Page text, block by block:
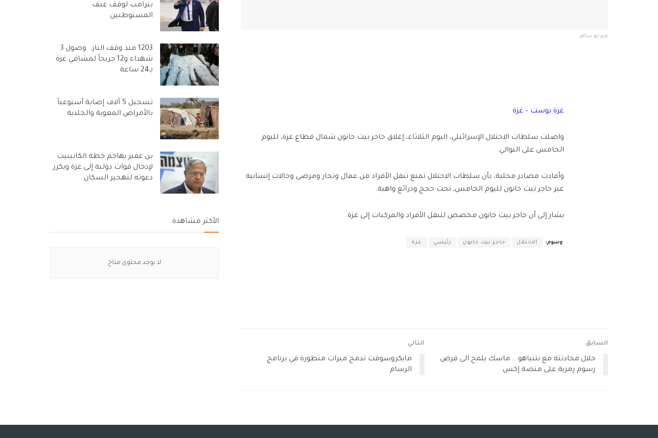
كرم ابو سالم
غزة بوست – غزة
واصلت سلطات الاحتلال الإسرائيلي، اليوم الثلاثاء، إغلاق حاجز بيت حانون شمال قطاع غزة، لليوم
الخامس على التوالي.
وأفادت مصادر محلية، بأن سلطات الاحتلال تمنع تنقل الأفراد من عمال وتجار ومرضى وحالات إنسانية
عبر حاجز بيت حانون لليوم الخامس، تحت حجج وذرائع واهية.
يشار إلى أن حاجز بيت حانون مخصص لتنقل الأفراد والمركبات إلى غزة.
وسوم: الاحتلال حاجز بيت حانون رئيسي غزة
السابق
خلال محادثته مع نتنياهو .. ماسك يلمح الى فرض
رسوم رمزية على منصة إكس
التالي
مايكروسوفت تدمج ميزات متطورة في برنامج
الرسام
بترامب لوقف عنف
المستوطنين
1203 منذ وقف النار.. وصول 3
شهداء و12 جريحاً لمشافي غزة
بـ24 ساعة
تسجيل 5 آلاف إصابة أسبوعياً
بالأمراض المعوية والجلدية
بن غفير يهاجم خطة الكابينيت
لإدخال قوات دولية إلى غزة ويكرر
دعوته لتهجير السكان
الأكثر مشاهدة
لا يوجد محتوى متاح